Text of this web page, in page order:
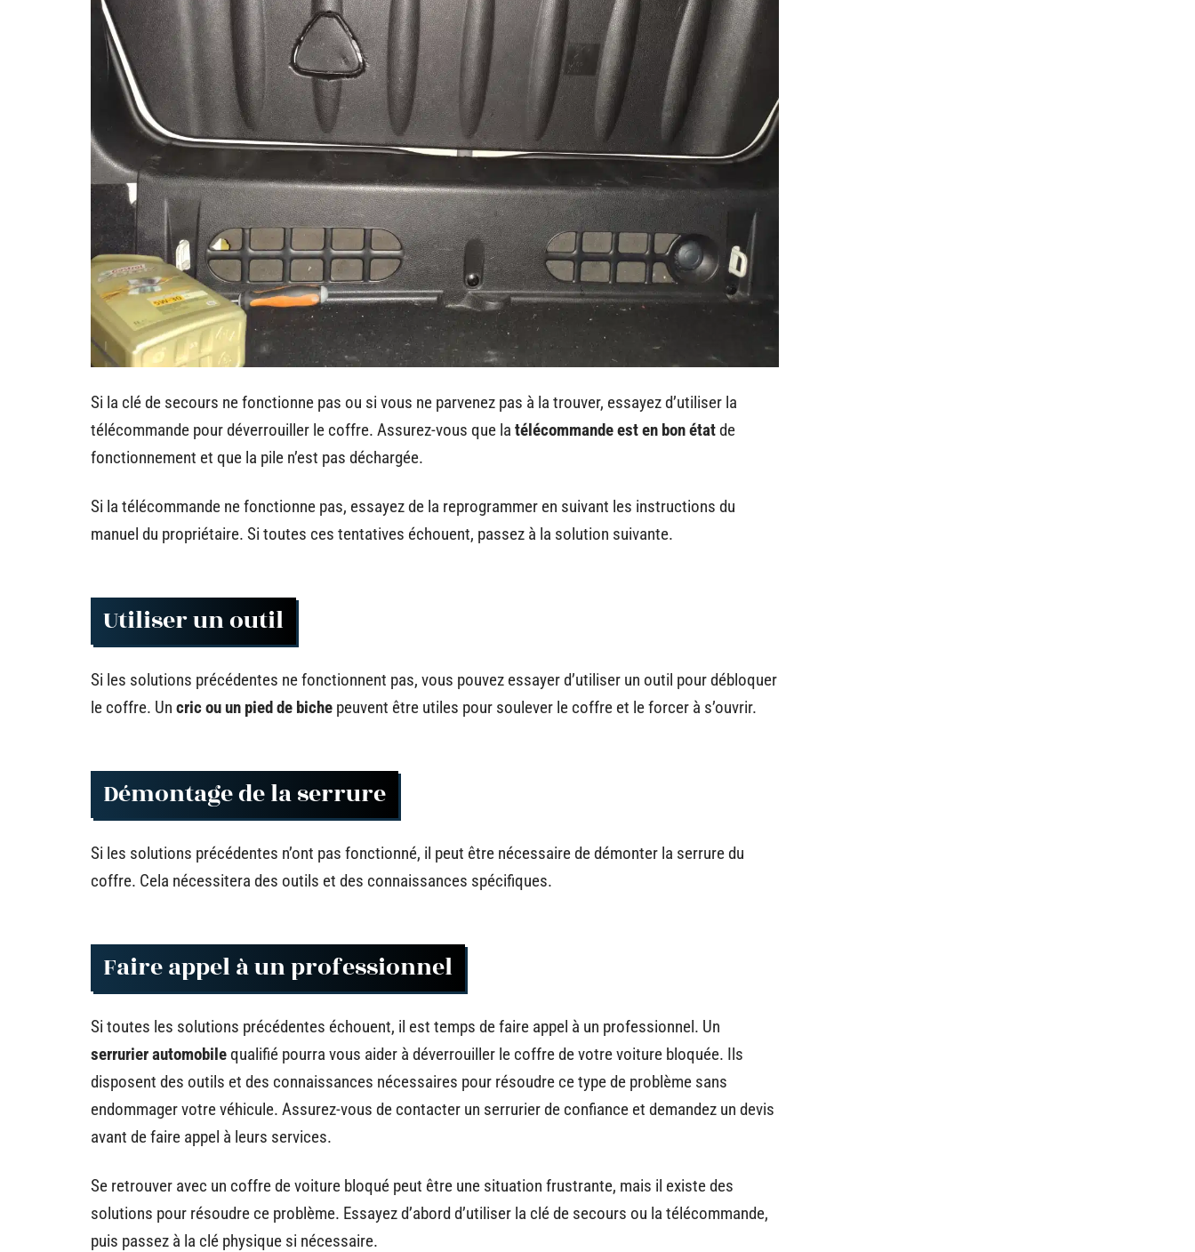
Si la clé de secours ne fonctionne pas ou si vous ne parvenez pas à la trouver, essayez d’utiliser la
télécommande pour déverrouiller le coffre. Assurez-vous que la télécommande est en bon étatde
fonctionnement et que la pile n’est pas déchargée.
Si la télécommande ne fonctionne pas, essayez de la reprogrammer en suivant les instructions du
manuel du propriétaire. Si toutes ces tentatives échouent, passez à la solution suivante.
Utiliser un outil
Si les solutions précédentes ne fonctionnent pas, vous pouvez essayer d’utiliser un outil pour débloquer
le coffre. Un cric ou un pied de biche peuvent être utiles pour soulever le coffre et le forcer à s’ouvrir.
Démontage de la serrure
Si les solutions précédentes n’ont pas fonctionné, il peut être nécessaire de démonter la serrure du
coffre. Cela nécessitera des outils et des connaissances spécifiques.
Faire appel à un professionnel
Si toutes les solutions précédentes échouent, il est temps de faire appel à un professionnel. Un
serrurier automobilequalifié pourra vous aider à déverrouiller le coffre de votre voiture bloquée. Ils
disposent des outils et des connaissances nécessaires pour résoudre ce type de problème sans
endommager votre véhicule. Assurez-vous de contacter un serrurier de confiance et demandez un devis
avant de faire appel à leurs services.
Se retrouver avec un coffre de voiture bloqué peut être une situation frustrante, mais il existe des
solutions pour résoudre ce problème. Essayez d’abord d’utiliser la clé de secours ou la télécommande,
puis passez à la clé physique si nécessaire.